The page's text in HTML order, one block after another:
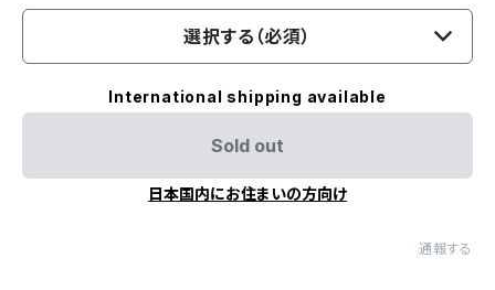
選択する（必須）
International shipping available
Sold out
日本国内にお住まいの方向け
通報する